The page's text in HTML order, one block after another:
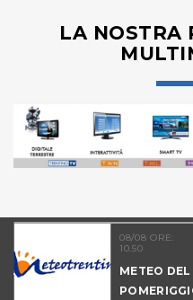
LA NOSTRA
08/08 ORE:
10.50
METEO DEL